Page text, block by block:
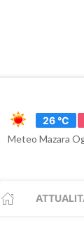
26 °C
Meteo Mazara